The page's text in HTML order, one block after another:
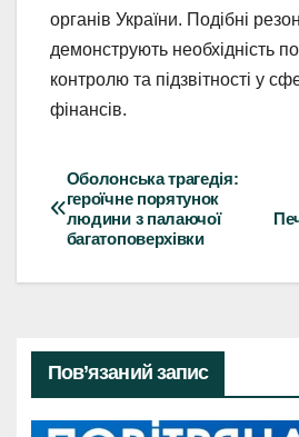
органів України. Подібні
демонструють необхідність
контролю та підзвітності у
фінансів.
Навігація
записів
Оболонська трагедія:
героїчне порятунок
людини з палаючої
багатоповерхівки
Пов’язаний запис